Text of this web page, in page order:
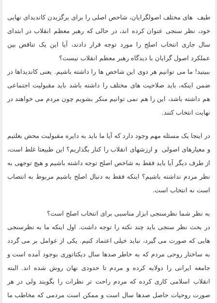
طیف های مختلف اصولگرایان، شاخص اصلی را برای برگزیدن کاندیدای نهایی
خود، نظر سنجی عنوان کرده اند، در حالی که رهبر معظم انقلاب در ابتدای
سال جاری انتخاب اصلح را مورد توجه قرار دادند، آیا این یک تناقض بین
عملکرد اصول گرایان با دیدگاه رهبر معظم انقلاب نیست؟
ببینید! ما می توانیم هر دوی این شاخص ها را داشته باشیم. یعنی کاندیداها در
ضمن اینکه، باید صلاحیت های مختلف را داشته باشد باید مقبولیت اجتماعی
هم داشته باشد، این را هم نمی توانیم منکر بشویم چون مردم می خواهند در
نهایت انتخاب کنند.
در اینجا یک مسئله مهم وجود دارد که آیا ما باید به دایره مقبولیت محض بغلتیم
و معیارهای اصولی و ارزشهای انقلاب را کنار بگذاریم؟ این طبیعتا غلط است،
از طرف دیگر آیا باید فقط به شاخص اصلح توجه داشته باشیم و هیچ توجهی به
نظر مردم نداشته باشیم؟ اینکه فقط به دنبال اصلح باشیم مربوط به انتصاب
است نه انتخاب است.
به نظر شما نظرسنجی ابزار مناسبی برای انتخاب اصلح است؟
در بحث نظر سنجی باید چند نکته را توجه داشت. اول اینکه ما به نظرسنجی
هایی که صورت می گیرد، نباید خیلی اعتماد کنیم. یکی از عوامل بر می گردد
به ساختار روحی مردم که به خاطر صدها سال دیکتاتوری بوجود آمده است و
جامعه ایرانی را دولایه کرده و مردم تا حدودی نهان روش شده اند. البته
انقلاب اسلامی کاری کرده که مردم راحت تر نظرات را بگویند ولی در هر
صورت روحیات حاصل صدها سال است و ممکن است مردمی که مخاطب ما